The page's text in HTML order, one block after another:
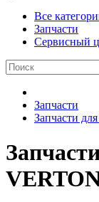
Все
Запчасти
Сервисный
Запчасти
Запчасти